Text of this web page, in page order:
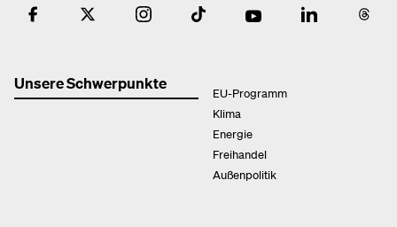
Unsere Schwerpunkte
EU-Programm
Klima
Energie
Freihandel
Außenpolitik